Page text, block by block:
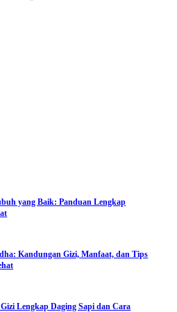
yang Baik: Panduan Lengkap
Kandungan Gizi, Manfaat, dan Tips
Lengkap Daging Sapi dan Cara